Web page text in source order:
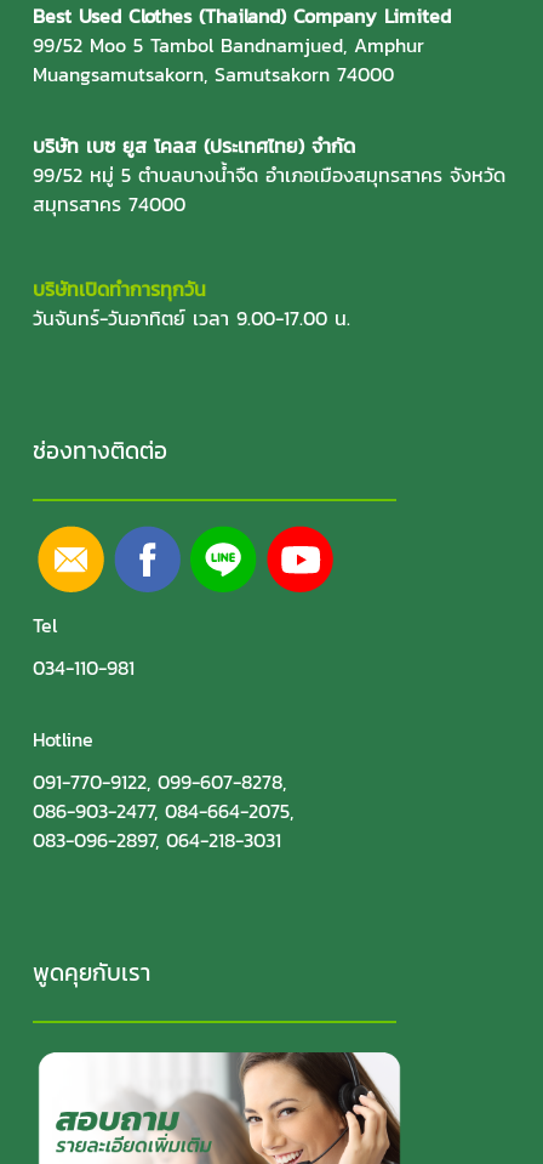
Best Used Clothes (Thailand) Company Limited
99/52 Moo 5 Tambol Bandnamjued, Amphur
Muangsamutsakorn, Samutsakorn 74000
บริษัท เบซ ยูส โคลส (ประเทศไทย) จำกัด
99/52 หมู่ 5 ตำบลบางน้ำจืด อำเภอเมืองสมุทรสาคร จังหวัด
สมุทรสาคร 74000
บริษัทเปิดทำการทุกวัน
วันจันทร์-วันอาทิตย์ เวลา 9.00-17.00 น.
ช่องทางติดต่อ
Tel
034-110-981
Hotline
091-770-9122, 099-607-8278,
086-903-2477, 084-664-2075,
083-096-2897, 064-218-3031
พูดคุยกับเรา